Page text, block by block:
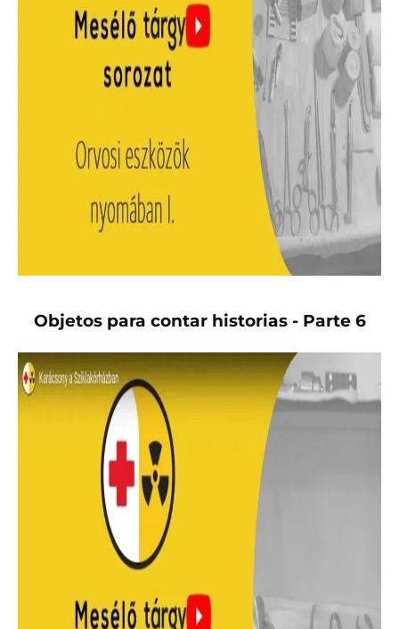
Objetos para contar historias - Parte 6